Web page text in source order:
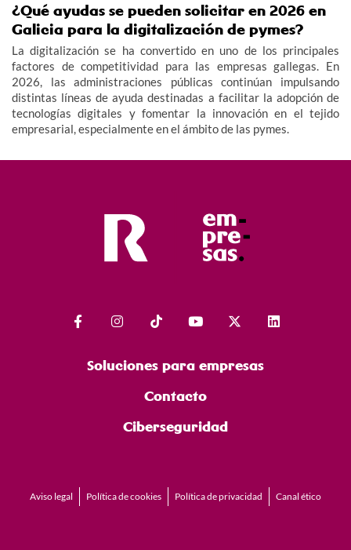
¿Qué ayudas se pueden solicitar en 2026 en
Galicia para la digitalización de pymes?
La digitalización se ha convertido en uno de los principales
factores de competitividad para las empresas gallegas. En
2026, las administraciones públicas continúan impulsando
distintas líneas de ayuda destinadas a facilitar la adopción de
tecnologías digitales y fomentar la innovación en el tejido
empresarial, especialmente en el ámbito de las pymes.
Soluciones para empresas
Contacto
Ciberseguridad
Aviso legal Política de cookies Política de privacidad Canal ético